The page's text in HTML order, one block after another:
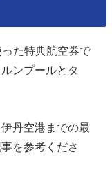
た特典航空券で
ンプールとタ
丹空港までの最
を参考くださ